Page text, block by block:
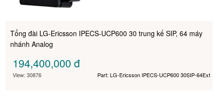
Tổng đài LG-Ericsson IPECS-UCP600 30 trung kế SIP, 64 máy
nhánh Analog
194,400,000đ
View: 30876 Part: LG-Ericsson IPECS-UCP600 30SIP-64Ext